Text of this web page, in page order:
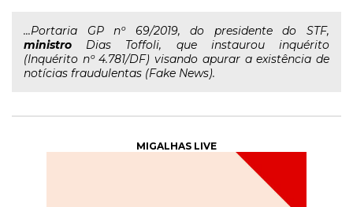
...Portaria GP nº 69/2019, do presidente do STF,
ministro Dias Toffoli, que instaurou inquérito
(Inquérito nº 4.781/DF) visando apurar a existência de
notícias fraudulentas (Fake News).
MIGALHAS LIVE